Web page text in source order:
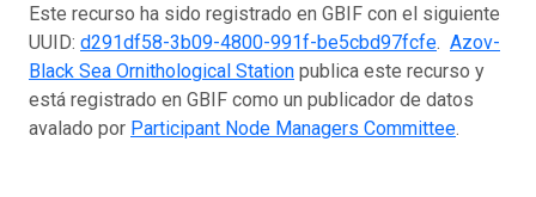
Este recurso ha sido registrado en GBIF con el siguiente
UUID: d291df58-3b09-4800-991f-be5cbd97fcfe. Azov-
Black Sea Ornithological Station publica este recurso y
está registrado en GBIF como un publicador de datos
avalado por Participant Node Managers Committee.